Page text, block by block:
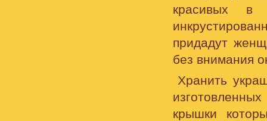
красивых в
придадут
без внимания
Хранить
крышки